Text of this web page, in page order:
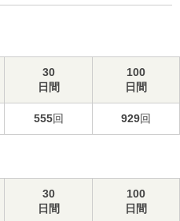
30
日間
100
日間
555回 929回
30
日間
100
日間